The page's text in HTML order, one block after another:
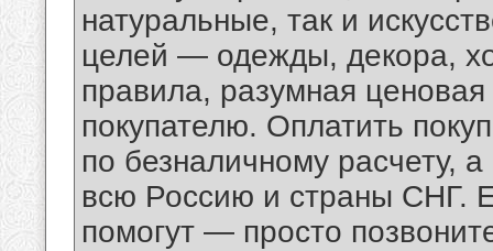
натуральные, так и
целей — одежды, декора,
правила, разумная ценовая
покупателю. Оплатить
по безналичному расчету,
всю Россию и страны СНГ.
помогут — просто